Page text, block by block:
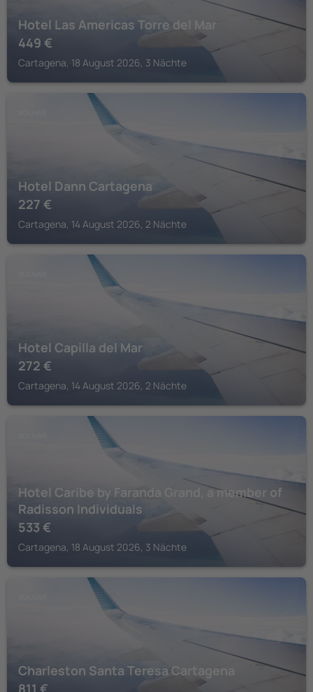
Hotel Las Americas Torre del Mar
449 €
Cartagena, 18 August 2026, 3 Nächte
Hotel Dann Cartagena
227 €
Cartagena, 14 August 2026, 2 Nächte
Hotel Capilla del Mar
272 €
Cartagena, 14 August 2026, 2 Nächte
Hotel Caribe by Faranda Grand, a member of
Radisson Individuals
533 €
Cartagena, 18 August 2026, 3 Nächte
Charleston Santa Teresa Cartagena
811 €